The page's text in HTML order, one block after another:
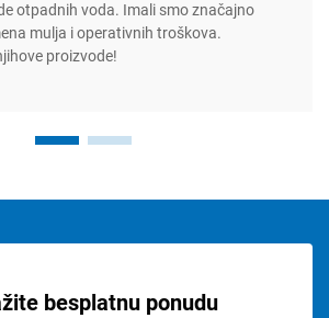
otpadnih voda. Imali smo značajno
mulja i operativnih troškova.
proizvode!
besplatnu ponudu